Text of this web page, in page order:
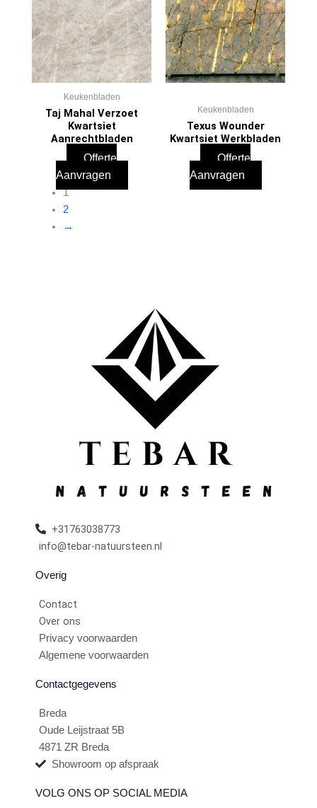
Keukenbladen
Taj Mahal Verzoet
Kwartsiet
Aanrechtbladen
Offerte
Aanvragen
Keukenbladen
Texus Wounder
Kwartsiet Werkbladen
Offerte
Aanvragen
1
2
→
+31763038773
info@tebar-natuursteen.nl
Overig
Contact
Over ons
Privacy voorwaarden
Algemene voorwaarden
Contactgegevens
Breda
Oude Leijstraat 5B
4871 ZR Breda
Showroom op afspraak
VOLG ONS OP SOCIAL MEDIA